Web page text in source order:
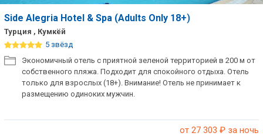
Side Alegria Hotel & Spa (Adults Only 18+)
Турция , Кумкёй
5 звёзд
Экономичный отель с приятной зеленой территорией в 200 м от
собственного пляжа. Подходит для спокойного отдыха. Отель
только для взрослых (18+). Внимание! Отель не принимает к
размещению одиноких мужчин.
от 27 303 ₽ за ночь